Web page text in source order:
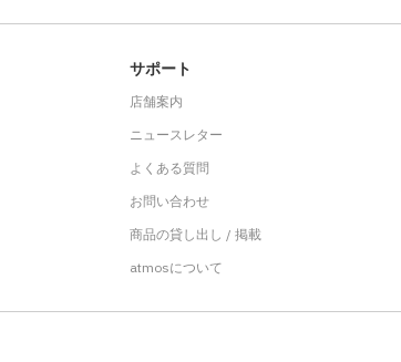
サポート
店舗案内
ニュースレター
よくある質問
お問い合わせ
商品の貸し出し / 掲載
atmosについて